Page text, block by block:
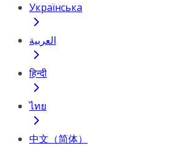
Українська
العربية
हिन्दी
ไทย
中文（简体）